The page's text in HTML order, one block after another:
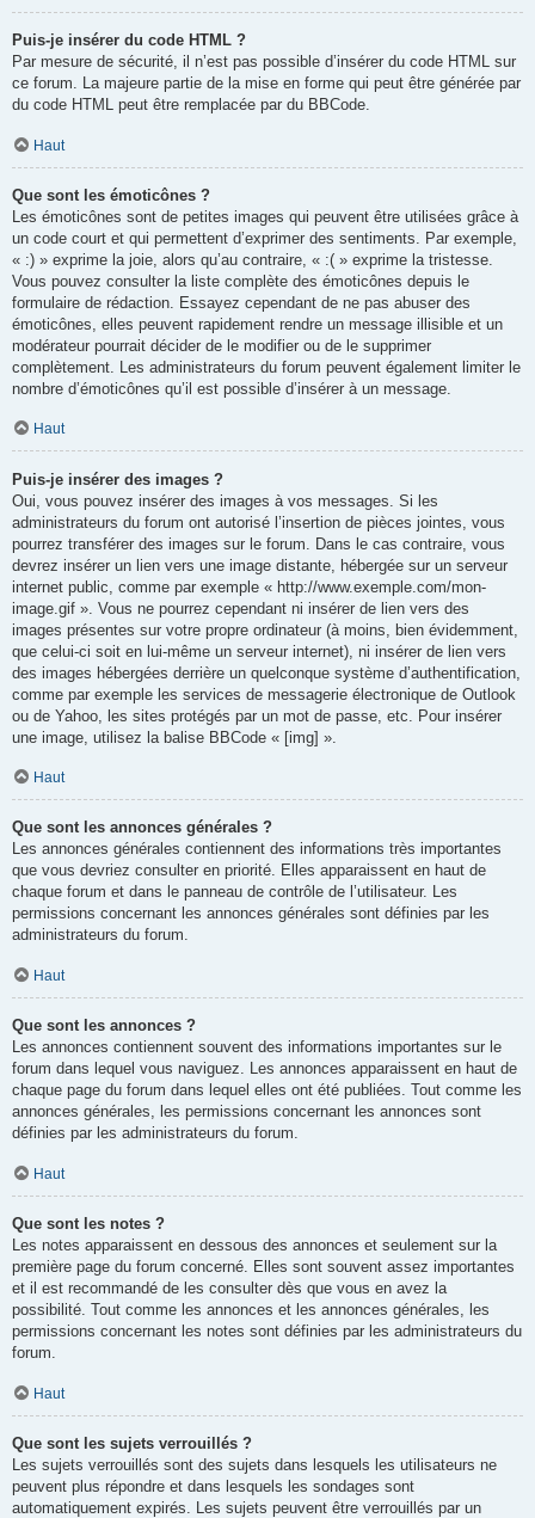
Puis-je insérer du code HTML ?
Par mesure de sécurité, il n’est pas possible d’insérer du code HTML sur
ce forum. La majeure partie de la mise en forme qui peut être générée par
du code HTML peut être remplacée par du BBCode.
Haut
Que sont les émoticônes ?
Les émoticônes sont de petites images qui peuvent être utilisées grâce à
un code court et qui permettent d’exprimer des sentiments. Par exemple,
« :) » exprime la joie, alors qu’au contraire, « :( » exprime la tristesse.
Vous pouvez consulter la liste complète des émoticônes depuis le
formulaire de rédaction. Essayez cependant de ne pas abuser des
émoticônes, elles peuvent rapidement rendre un message illisible et un
modérateur pourrait décider de le modifier ou de le supprimer
complètement. Les administrateurs du forum peuvent également limiter le
nombre d’émoticônes qu’il est possible d’insérer à un message.
Haut
Puis-je insérer des images ?
Oui, vous pouvez insérer des images à vos messages. Si les
administrateurs du forum ont autorisé l’insertion de pièces jointes, vous
pourrez transférer des images sur le forum. Dans le cas contraire, vous
devrez insérer un lien vers une image distante, hébergée sur un serveur
internet public, comme par exemple « http://www.exemple.com/mon-
image.gif ». Vous ne pourrez cependant ni insérer de lien vers des
images présentes sur votre propre ordinateur (à moins, bien évidemment,
que celui-ci soit en lui-même un serveur internet), ni insérer de lien vers
des images hébergées derrière un quelconque système d’authentification,
comme par exemple les services de messagerie électronique de Outlook
ou de Yahoo, les sites protégés par un mot de passe, etc. Pour insérer
une image, utilisez la balise BBCode « [img] ».
Haut
Que sont les annonces générales ?
Les annonces générales contiennent des informations très importantes
que vous devriez consulter en priorité. Elles apparaissent en haut de
chaque forum et dans le panneau de contrôle de l’utilisateur. Les
permissions concernant les annonces générales sont définies par les
administrateurs du forum.
Haut
Que sont les annonces ?
Les annonces contiennent souvent des informations importantes sur le
forum dans lequel vous naviguez. Les annonces apparaissent en haut de
chaque page du forum dans lequel elles ont été publiées. Tout comme les
annonces générales, les permissions concernant les annonces sont
définies par les administrateurs du forum.
Haut
Que sont les notes ?
Les notes apparaissent en dessous des annonces et seulement sur la
première page du forum concerné. Elles sont souvent assez importantes
et il est recommandé de les consulter dès que vous en avez la
possibilité. Tout comme les annonces et les annonces générales, les
permissions concernant les notes sont définies par les administrateurs du
forum.
Haut
Que sont les sujets verrouillés ?
Les sujets verrouillés sont des sujets dans lesquels les utilisateurs ne
peuvent plus répondre et dans lesquels les sondages sont
automatiquement expirés. Les sujets peuvent être verrouillés par un